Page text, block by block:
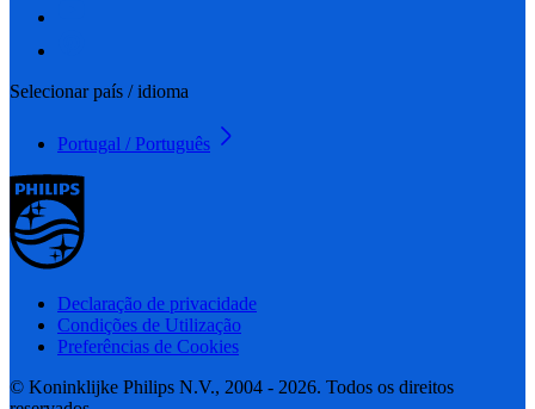
Selecionar país / idioma
Portugal / Português
Declaração de privacidade
Condições de Utilização
Preferências de Cookies
© Koninklijke Philips N.V., 2004 - 2026. Todos os direitos